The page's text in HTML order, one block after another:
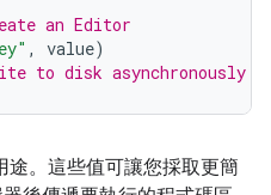
an Editor
, value)
to disk asynchronously
途。這些值可讓您採取更簡